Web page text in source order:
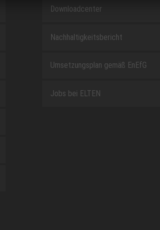
Downloadcenter
Nachhaltigkeitsbericht
Umsetzungsplan gemäß EnEfG
Jobs bei ELTEN